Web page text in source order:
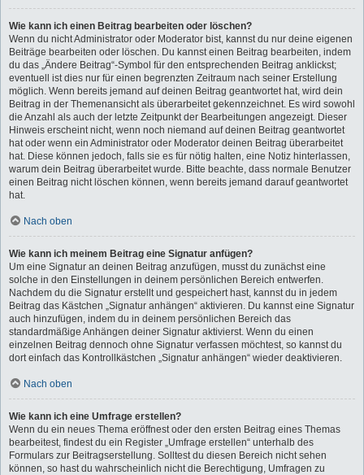
Wie kann ich einen Beitrag bearbeiten oder löschen?
Wenn du nicht Administrator oder Moderator bist, kannst du nur deine eigenen
Beiträge bearbeiten oder löschen. Du kannst einen Beitrag bearbeiten, indem
du das „Ändere Beitrag“-Symbol für den entsprechenden Beitrag anklickst;
eventuell ist dies nur für einen begrenzten Zeitraum nach seiner Erstellung
möglich. Wenn bereits jemand auf deinen Beitrag geantwortet hat, wird dein
Beitrag in der Themenansicht als überarbeitet gekennzeichnet. Es wird sowohl
die Anzahl als auch der letzte Zeitpunkt der Bearbeitungen angezeigt. Dieser
Hinweis erscheint nicht, wenn noch niemand auf deinen Beitrag geantwortet
hat oder wenn ein Administrator oder Moderator deinen Beitrag überarbeitet
hat. Diese können jedoch, falls sie es für nötig halten, eine Notiz hinterlassen,
warum dein Beitrag überarbeitet wurde. Bitte beachte, dass normale Benutzer
einen Beitrag nicht löschen können, wenn bereits jemand darauf geantwortet
hat.
Nach oben
Wie kann ich meinem Beitrag eine Signatur anfügen?
Um eine Signatur an deinen Beitrag anzufügen, musst du zunächst eine
solche in den Einstellungen in deinem persönlichen Bereich entwerfen.
Nachdem du die Signatur erstellt und gespeichert hast, kannst du in jedem
Beitrag das Kästchen „Signatur anhängen“ aktivieren. Du kannst eine Signatur
auch hinzufügen, indem du in deinem persönlichen Bereich das
standardmäßige Anhängen deiner Signatur aktivierst. Wenn du einen
einzelnen Beitrag dennoch ohne Signatur verfassen möchtest, so kannst du
dort einfach das Kontrollkästchen „Signatur anhängen“ wieder deaktivieren.
Nach oben
Wie kann ich eine Umfrage erstellen?
Wenn du ein neues Thema eröffnest oder den ersten Beitrag eines Themas
bearbeitest, findest du ein Register „Umfrage erstellen“ unterhalb des
Formulars zur Beitragserstellung. Solltest du diesen Bereich nicht sehen
können, so hast du wahrscheinlich nicht die Berechtigung, Umfragen zu